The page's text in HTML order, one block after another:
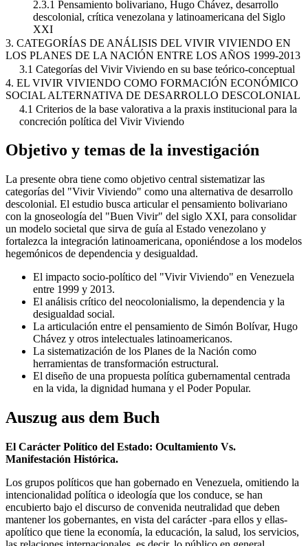
2.3.1 Pensamiento bolivariano, Hugo Chávez, desarrollo
descolonial, crítica venezolana y latinoamericana del Siglo
XXI
3. CATEGORÍAS DE ANÁLISIS DEL VIVIR VIVIENDO EN
LOS PLANES DE LA NACIÓN ENTRE LOS AÑOS 1999-2013
3.1 Categorías del Vivir Viviendo en su base teórico-conceptual
4. EL VIVIR VIVIENDO COMO FORMACIÓN ECONÓMICO
SOCIAL ALTERNATIVA DE DESARROLLO DESCOLONIAL
4.1 Criterios de la base valorativa a la praxis institucional para la
concreción política del Vivir Viviendo
Objetivo y temas de la investigación
La presente obra tiene como objetivo central sistematizar las
categorías del "Vivir Viviendo" como una alternativa de desarrollo
descolonial. El estudio busca articular el pensamiento bolivariano
con la gnoseología del "Buen Vivir" del siglo XXI, para consolidar
un modelo societal que sirva de guía al Estado venezolano y
fortalezca la integración latinoamericana, oponiéndose a los modelos
hegemónicos de dependencia y desigualdad.
El impacto socio-político del "Vivir Viviendo" en Venezuela
entre 1999 y 2013.
El análisis crítico del neocolonialismo, la dependencia y la
desigualdad social.
La articulación entre el pensamiento de Simón Bolívar, Hugo
Chávez y otros intelectuales latinoamericanos.
La sistematización de los Planes de la Nación como
herramientas de transformación estructural.
El diseño de una propuesta política gubernamental centrada
en la vida, la dignidad humana y el Poder Popular.
Auszug aus dem Buch
El Carácter Político del Estado: Ocultamiento Vs.
Manifestación Histórica.
Los grupos políticos que han gobernado en Venezuela, omitiendo la
intencionalidad política o ideología que los conduce, se han
encubierto bajo el discurso de convenida neutralidad que deben
mantener los gobernantes, en vista del carácter -para ellos y ellas-
apolítico que tiene la economía, la educación, la salud, los servicios,